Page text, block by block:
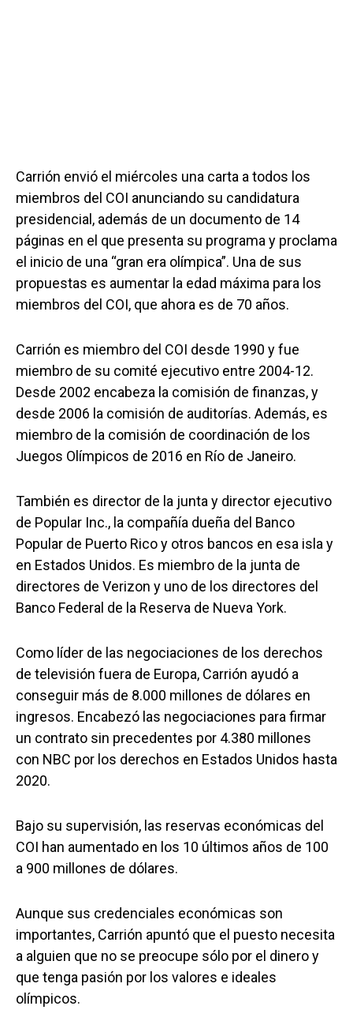
Carrión envió el miércoles una carta a todos los
miembros del COI anunciando su candidatura
presidencial, además de un documento de 14
páginas en el que presenta su programa y proclama
el inicio de una “gran era olímpica”. Una de sus
propuestas es aumentar la edad máxima para los
miembros del COI, que ahora es de 70 años.
Carrión es miembro del COI desde 1990 y fue
miembro de su comité ejecutivo entre 2004-12.
Desde 2002 encabeza la comisión de finanzas, y
desde 2006 la comisión de auditorías. Además, es
miembro de la comisión de coordinación de los
Juegos Olímpicos de 2016 en Río de Janeiro.
También es director de la junta y director ejecutivo
de Popular Inc., la compañía dueña del Banco
Popular de Puerto Rico y otros bancos en esa isla y
en Estados Unidos. Es miembro de la junta de
directores de Verizon y uno de los directores del
Banco Federal de la Reserva de Nueva York.
Como líder de las negociaciones de los derechos
de televisión fuera de Europa, Carrión ayudó a
conseguir más de 8.000 millones de dólares en
ingresos. Encabezó las negociaciones para firmar
un contrato sin precedentes por 4.380 millones
con NBC por los derechos en Estados Unidos hasta
2020.
Bajo su supervisión, las reservas económicas del
COI han aumentado en los 10 últimos años de 100
a 900 millones de dólares.
Aunque sus credenciales económicas son
importantes, Carrión apuntó que el puesto necesita
a alguien que no se preocupe sólo por el dinero y
que tenga pasión por los valores e ideales
olímpicos.